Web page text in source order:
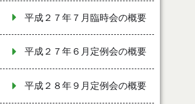
平成２７年７月臨時会の概要
平成２７年６月定例会の概要
平成２８年９月定例会の概要